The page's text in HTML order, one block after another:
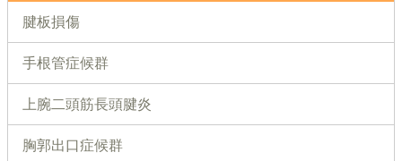
腱板損傷
手根管症候群
上腕二頭筋長頭腱炎
胸郭出口症候群